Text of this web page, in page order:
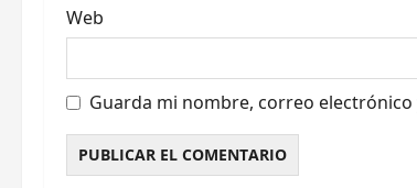
d
a
s
Web
Guarda mi nombre, correo